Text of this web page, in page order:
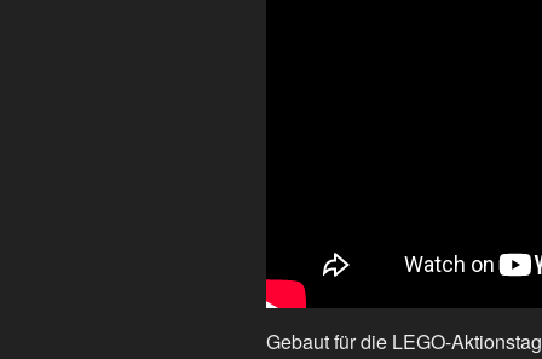
Gebaut für die LEGO-